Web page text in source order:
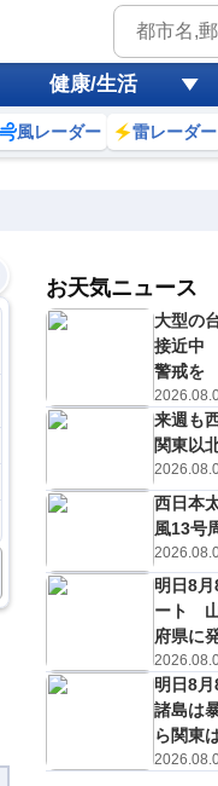
健康/生活
風レーダー 雷レーダー
18
℃
20
(木)
D
32℃
26
30 %
お天気ニュース
大型の
接近中
警戒を
来週も
関東以
西日本
風13号
明日8
ート 山
府県に
明日8
諸島は
ら関東